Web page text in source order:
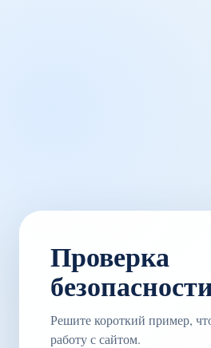
Проверка
Решите короткий пример,
работу с сайтом.